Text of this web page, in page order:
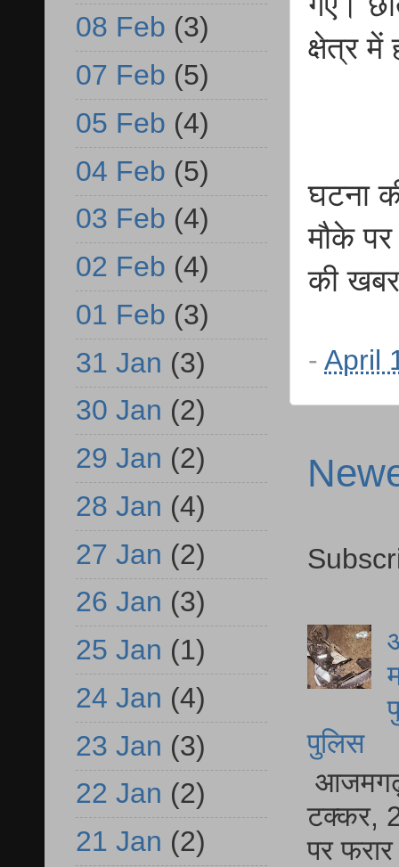
क्षेत्र
घटना
मौके
की
- April
पुलिस
आजमगढ़
टक्कर,
पर
08 Feb (3)
07 Feb (5)
05 Feb (4)
04 Feb (5)
03 Feb (4)
02 Feb (4)
01 Feb (3)
31 Jan (3)
30 Jan (2)
29 Jan (2)
28 Jan (4)
27 Jan (2)
26 Jan (3)
25 Jan (1)
24 Jan (4)
23 Jan (3)
22 Jan (2)
21 Jan (2)